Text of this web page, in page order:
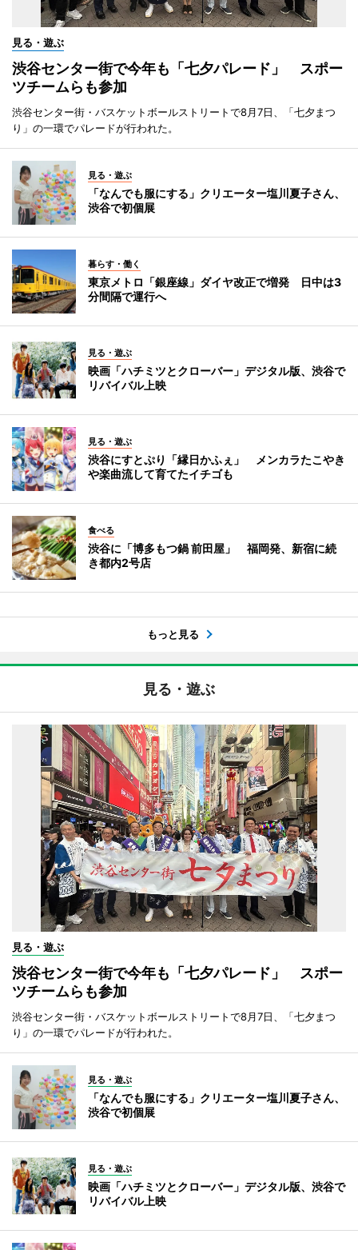
見る・遊ぶ
渋谷センター街で今年も「七夕パレード」 スポー
ツチームらも参加
渋谷センター街・バスケットボールストリートで8月7日、「七夕まつ
り」の一環でパレードが行われた。
見る・遊ぶ
「なんでも服にする」クリエーター塩川夏子さん、
渋谷で初個展
暮らす・働く
東京メトロ「銀座線」ダイヤ改正で増発 日中は3
分間隔で運行へ
見る・遊ぶ
映画「ハチミツとクローバー」デジタル版、渋谷で
リバイバル上映
見る・遊ぶ
渋谷にすとぷり「縁日かふぇ」 メンカラたこやき
や楽曲流して育てたイチゴも
食べる
渋谷に「博多もつ鍋 前田屋」 福岡発、新宿に続
き都内2号店
もっと見る
見る・遊ぶ
見る・遊ぶ
渋谷センター街で今年も「七夕パレード」 スポー
ツチームらも参加
渋谷センター街・バスケットボールストリートで8月7日、「七夕まつ
り」の一環でパレードが行われた。
見る・遊ぶ
「なんでも服にする」クリエーター塩川夏子さん、
渋谷で初個展
見る・遊ぶ
映画「ハチミツとクローバー」デジタル版、渋谷で
リバイバル上映